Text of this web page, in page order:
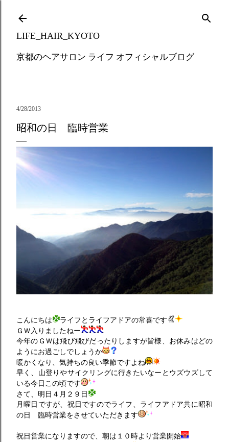
LIFE_HAIR_KYOTO
京都のヘアサロン ライフ オフィシャルブログ
4/28/2013
昭和の日 臨時営業
こんにちは
ライフとライフアドアの常喜です
ＧＷ入りましたねー
今年のＧＷは飛び飛びだったりしますが皆様、お休みはどの
ようにお過ごしでしょうか
暖かくなり、気持ちの良い季節ですよね
早く、山登りやサイクリングに行きたいなーとウズウズして
いる今日この頃です
さて、明日４月２９日
月曜日ですが、祝日ですのでライフ、ライフアドア共に昭和
の日 臨時営業をさせていただきます
祝日営業になりますので、朝は１０時より営業開始